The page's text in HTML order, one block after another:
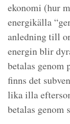
ekonomi (hur
energikälla
anledning till
energin blir
betalas genom
finns det
lika illa
betalas genom